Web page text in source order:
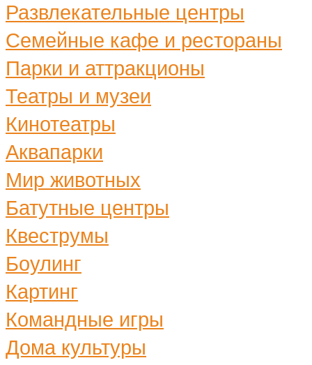
Развлекательные центры
Семейные кафе и рестораны
Парки и аттракционы
Театры и музеи
Кинотеатры
Аквапарки
Мир животных
Батутные центры
Квеструмы
Боулинг
Картинг
Командные игры
Дома культуры